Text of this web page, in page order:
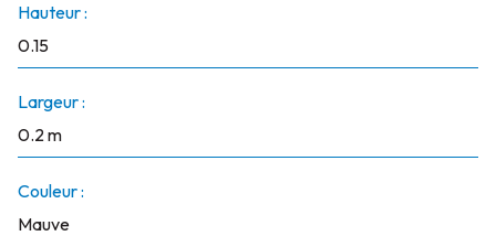
Hauteur :
0.15
Largeur :
0.2 m
Couleur :
Mauve